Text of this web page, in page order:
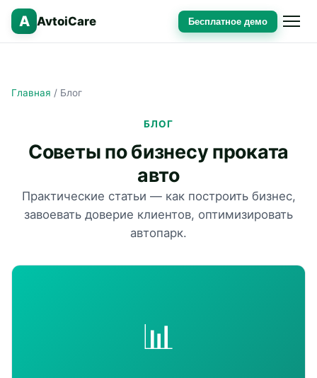
A AvtoiCare Бесплатное демо
Главная / Блог
БЛОГ
Советы по бизнесу проката
авто
Практические статьи — как построить бизнес,
завоевать доверие клиентов, оптимизировать
автопарк.
📊